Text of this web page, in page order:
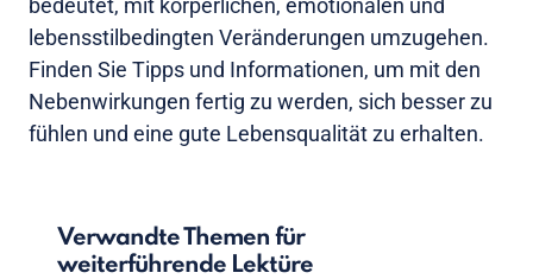
bedeutet, mit körperlichen, emotionalen und
lebensstilbedingten Veränderungen umzugehen.
Finden Sie Tipps und Informationen, um mit den
Nebenwirkungen fertig zu werden, sich besser zu
fühlen und eine gute Lebensqualität zu erhalten.
Verwandte Themen für
weiterführende Lektüre